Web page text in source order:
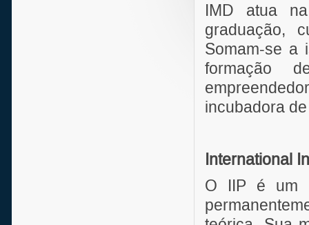
IMD atua
graduação,
Somam-se a
formação
incubadora
International
O IIP é um